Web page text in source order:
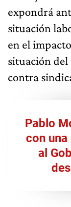
expondrá
situación
en el
situación del
contra
Pablo
con
al